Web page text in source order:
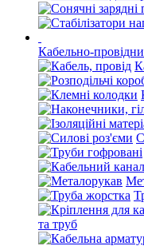
Кабельно-
та труб